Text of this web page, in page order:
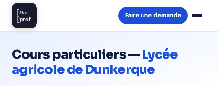
Mon
prof Faire une demande
Cours particuliers —Lycée
agricole de Dunkerque